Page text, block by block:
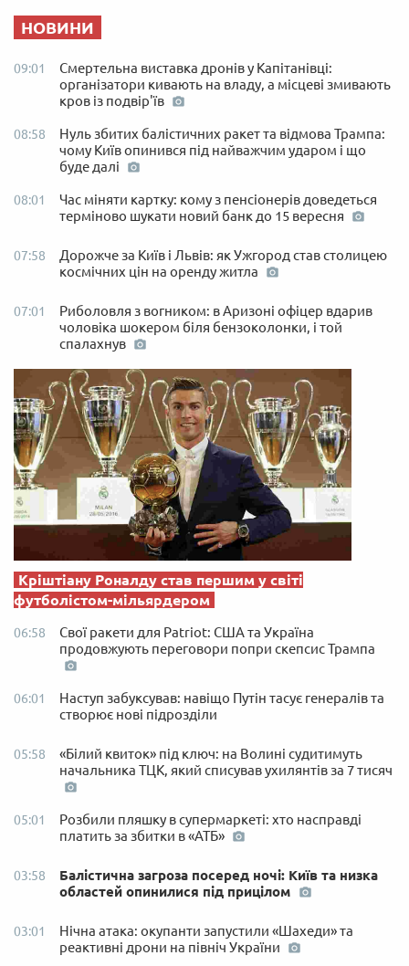
НОВИНИ
09:01
Смертельна виставка дронів у Капітанівці:
організатори кивають на владу, а місцеві змивають
кров із подвір'їв
08:58
Нуль збитих балістичних ракет та відмова Трампа:
чому Київ опинився під найважчим ударом і що
буде далі
08:01
Час міняти картку: кому з пенсіонерів доведеться
терміново шукати новий банк до 15 вересня
07:58
Дорожче за Київ і Львів: як Ужгород став столицею
космічних цін на оренду житла
07:01
Риболовля з вогником: в Аризоні офіцер вдарив
чоловіка шокером біля бензоколонки, і той
спалахнув
Кріштіану Роналду став першим у світі
футболістом-мільярдером
06:58
Свої ракети для Patriot: США та Україна
продовжують переговори попри скепсис Трампа
06:01
Наступ забуксував: навіщо Путін тасує генералів та
створює нові підрозділи
05:58
«Білий квиток» під ключ: на Волині судитимуть
начальника ТЦК, який списував ухилянтів за 7 тисяч
05:01
Розбили пляшку в супермаркеті: хто насправді
платить за збитки в «АТБ»
03:58
Балістична загроза посеред ночі: Київ та низка
областей опинилися під прицілом
03:01
Нічна атака: окупанти запустили «Шахеди» та
реактивні дрони на північ України